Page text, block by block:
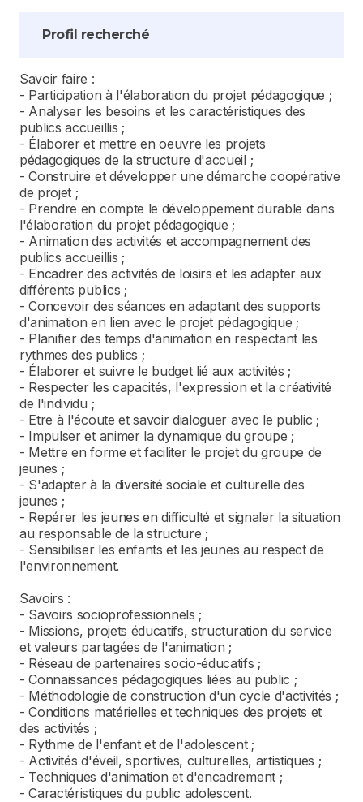
Profil recherché
Savoir faire :
- Participation à l'élaboration du projet pédagogique ;
- Analyser les besoins et les caractéristiques des
publics accueillis ;
- Élaborer et mettre en oeuvre les projets
pédagogiques de la structure d'accueil ;
- Construire et développer une démarche coopérative
de projet ;
- Prendre en compte le développement durable dans
l'élaboration du projet pédagogique ;
- Animation des activités et accompagnement des
publics accueillis ;
- Encadrer des activités de loisirs et les adapter aux
différents publics ;
- Concevoir des séances en adaptant des supports
d'animation en lien avec le projet pédagogique ;
- Planifier des temps d'animation en respectant les
rythmes des publics ;
- Élaborer et suivre le budget lié aux activités ;
- Respecter les capacités, l'expression et la créativité
de l'individu ;
- Etre à l'écoute et savoir dialoguer avec le public ;
- Impulser et animer la dynamique du groupe ;
- Mettre en forme et faciliter le projet du groupe de
jeunes ;
- S'adapter à la diversité sociale et culturelle des
jeunes ;
- Repérer les jeunes en difficulté et signaler la situation
au responsable de la structure ;
- Sensibiliser les enfants et les jeunes au respect de
l'environnement.
Savoirs :
- Savoirs socioprofessionnels ;
- Missions, projets éducatifs, structuration du service
et valeurs partagées de l'animation ;
- Réseau de partenaires socio-éducatifs ;
- Connaissances pédagogiques liées au public ;
- Méthodologie de construction d'un cycle d'activités ;
- Conditions matérielles et techniques des projets et
des activités ;
- Rythme de l'enfant et de l'adolescent ;
- Activités d'éveil, sportives, culturelles, artistiques ;
- Techniques d'animation et d'encadrement ;
- Caractéristiques du public adolescent.